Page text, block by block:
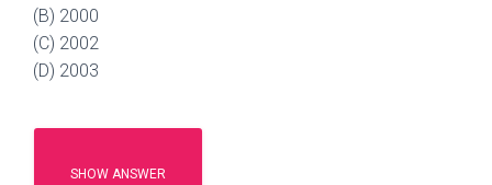
(B) 2000
(C) 2002
(D) 2003
SHOW ANSWER